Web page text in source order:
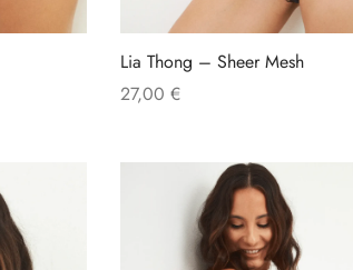
Lia Thong – Sheer Mesh
27,00 €
múltiples
variantes.